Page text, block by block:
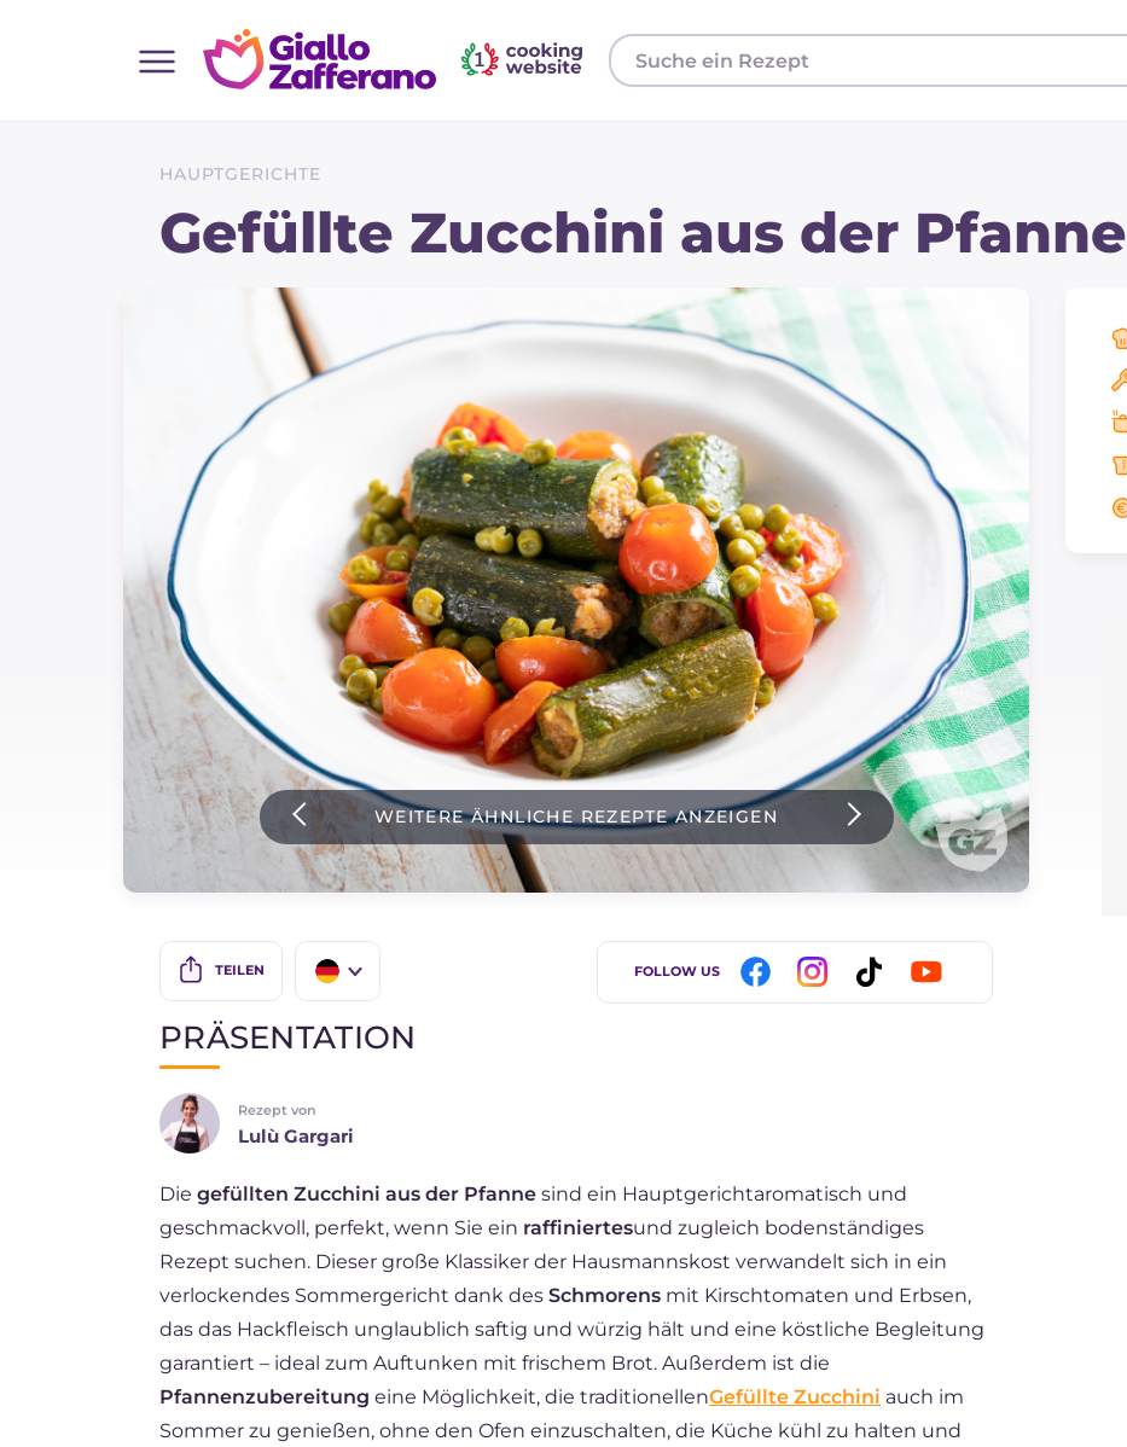
Pizza und focaccia
Kuchen und Backwaren
Neueste rezepte
Instagram
HAUPTGERICHTE
Gefüllte Zucchini aus der Pfanne
WEITERE ÄHNLICHE REZEPTE ANZEIGEN
TEILEN
NL
FOLLOW US
PRÄSENTATION
Rezept von
Lulù Gargari
Die gefüllten Zucchini aus der Pfanne sind ein Hauptgerichtaromatisch und
geschmackvoll, perfekt, wenn Sie ein raffiniertesund zugleich bodenständiges
Rezept suchen. Dieser große Klassiker der Hausmannskost verwandelt sich in ein
verlockendes Sommergericht dank des Schmorens mit Kirschtomaten und Erbsen,
das das Hackfleisch unglaublich saftig und würzig hält und eine köstliche Begleitung
garantiert – ideal zum Auftunken mit frischem Brot. Außerdem ist die
Pfannenzubereitung eine Möglichkeit, die traditionellenGefüllte Zucchini auch im
Sommer zu genießen, ohne den Ofen einzuschalten, die Küche kühl zu halten und